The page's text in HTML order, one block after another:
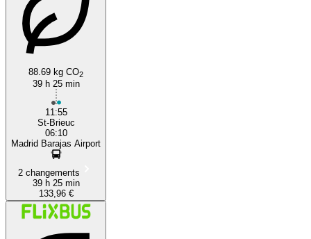
88.69 kg CO2
39 h 25 min
11:55
St-Brieuc
06:10
Madrid Barajas Airport
2 changements
39 h 25 min
133,96 €